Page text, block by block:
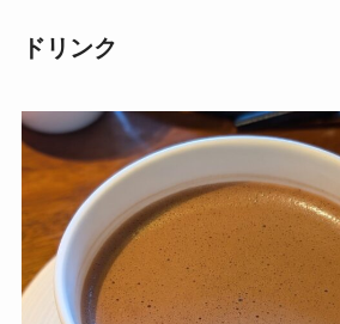
ドリンク